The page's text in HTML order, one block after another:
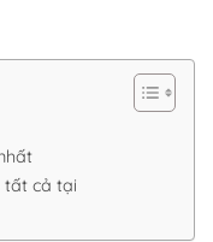
tất cả tại